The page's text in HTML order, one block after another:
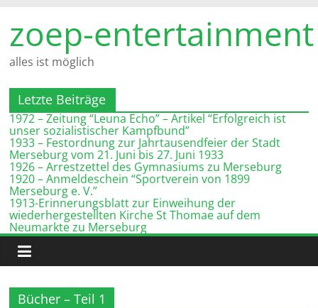
Inhalt
springen
zoep-entertainment
alles ist möglich
Letzte Beiträge
1972 – Zeitung “Leuna Echo” – Artikel “Erfolgreich ist
unser sozialistischer Kampfbund”
1933 – Festordnung zur Jahrtausendfeier der Stadt
Merseburg vom 21. Juni bis 27. Juni 1933
1926 – Arrestzettel des Gymnasiums zu Merseburg
1920 – Anmeldeschein “Sportverein von 1899
Merseburg e. V.”
1913-Erinnerungsblatt zur Einweihung der
wiederhergestellten Kirche St Thomae auf dem
Neumarkte zu Merseburg
Bücher – Teil 1